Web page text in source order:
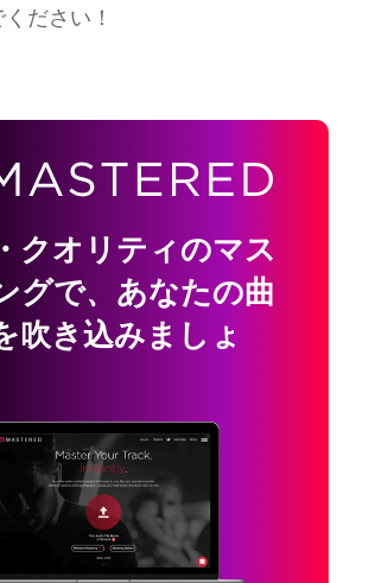
ださい！
クオリティのマス
グで、 あなたの曲
吹き込みましょ